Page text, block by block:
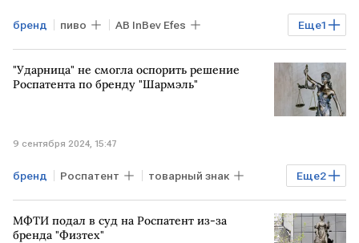
Еще1
бренд пиво AB InBev Efes
Роспатент
"Ударница" не смогла оспорить решение
Роспатента по бренду "Шармэль"
9 сентября 2024, 15:47
Еще2
бренд Роспатент товарный знак
РОССИЯ кассационный суд
МФТИ подал в суд на Роспатент из-за
бренда "Физтех"